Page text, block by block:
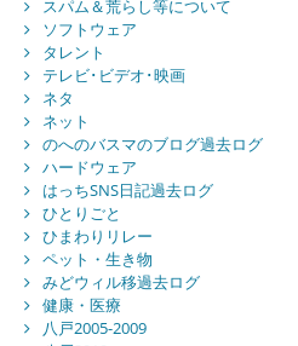
スパム＆荒らし等について
ソフトウェア
タレント
テレビ･ビデオ･映画
ネタ
ネット
のへのバスマのブログ過去ログ
ハードウェア
はっちSNS日記過去ログ
ひとりごと
ひまわりリレー
ペット・生き物
みどウィル移過去ログ
健康・医療
八戸2005-2009